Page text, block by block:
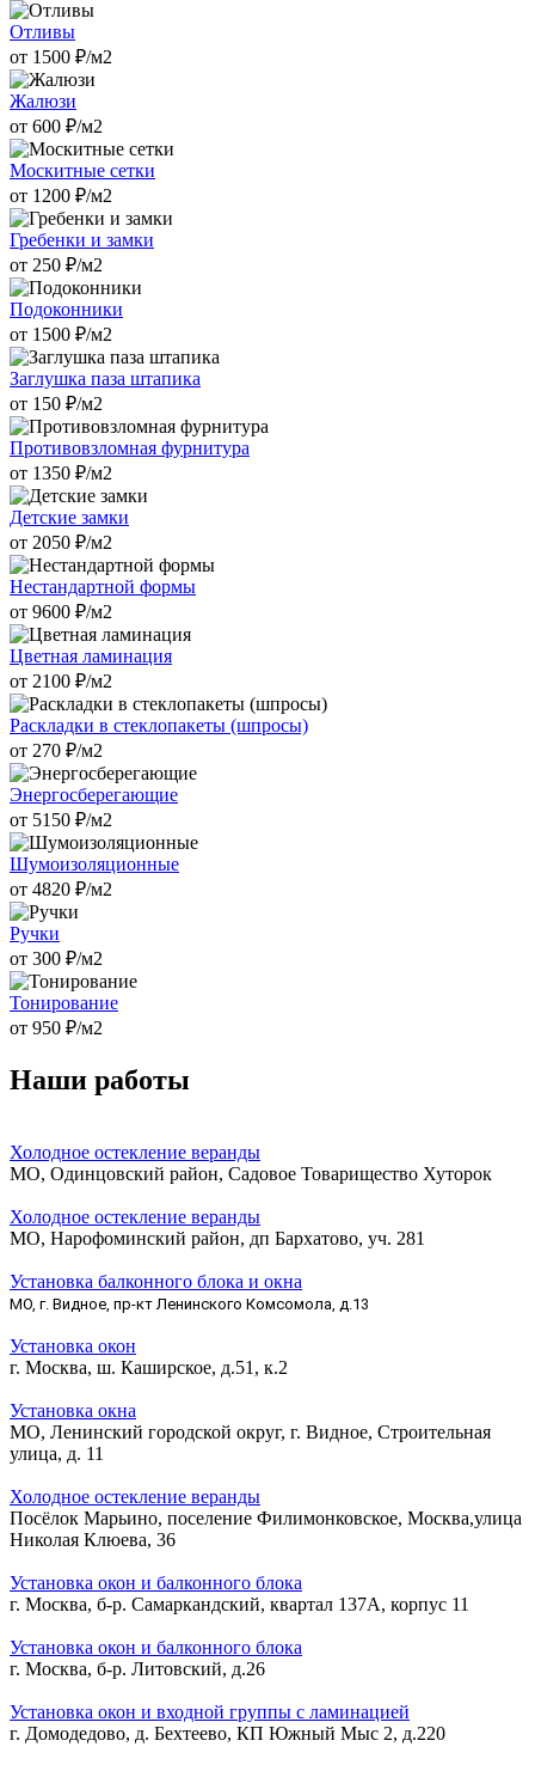
Отливы
от 1500 ₽/м2
Жалюзи
от 600 ₽/м2
Москитные сетки
от 1200 ₽/м2
Гребенки и замки
от 250 ₽/м2
Подоконники
от 1500 ₽/м2
Заглушка паза штапика
от 150 ₽/м2
Противовзломная фурнитура
от 1350 ₽/м2
Детские замки
от 2050 ₽/м2
Нестандартной формы
от 9600 ₽/м2
Цветная ламинация
от 2100 ₽/м2
Раскладки в стеклопакеты (шпросы)
от 270 ₽/м2
Энергосберегающие
от 5150 ₽/м2
Шумоизоляционные
от 4820 ₽/м2
Ручки
от 300 ₽/м2
Тонирование
от 950 ₽/м2
Наши работы
Холодное остекление веранды
МО, Одинцовский район, Садовое Товарищество Хуторок
Холодное остекление веранды
МО, Нарофоминский район, дп Бархатово, уч. 281
Установка балконного блока и окна
МО, г. Видное, пр-кт Ленинского Комсомола, д.13
Установка окон
г. Москва, ш. Каширское, д.51, к.2
Установка окна
МО, Ленинский городской округ, г. Видное, Строительная
улица, д. 11
Холодное остекление веранды
Посёлок Марьино, поселение Филимонковское, Москва,улица
Николая Клюева, 36
Установка окон и балконного блока
г. Москва, б-р. Самаркандский, квартал 137А, корпус 11
Установка окон и балконного блока
г. Москва, б-р. Литовский, д.26
Установка окон и входной группы с ламинацией
г. Домодедово, д. Бехтеево, КП Южный Мыс 2, д.220